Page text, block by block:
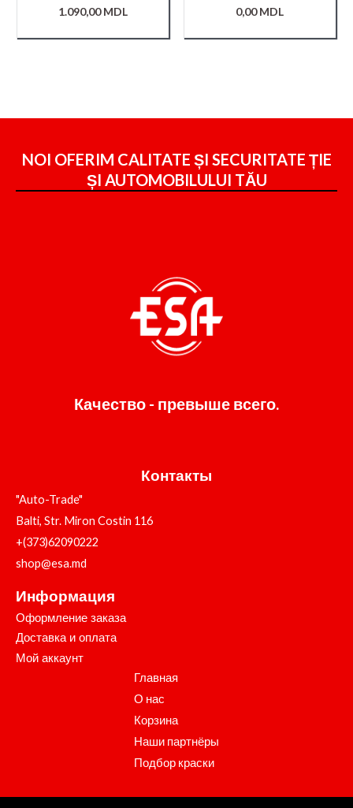
1.090,00MDL 0,00MDL
NOI OFERIM CALITATE ȘI SECURITATE ȚIE
ȘI AUTOMOBILULUI TĂU
Качество - превыше всего.
Контакты
"Auto-Trade"
Balti, Str. Miron Costin 116
+(373)62090222
shop@esa.md
Информация
Оформление заказа
Доставка и оплата
Мой аккаунт
Главная
О нас
Корзина
Наши партнёры
Подбор краски